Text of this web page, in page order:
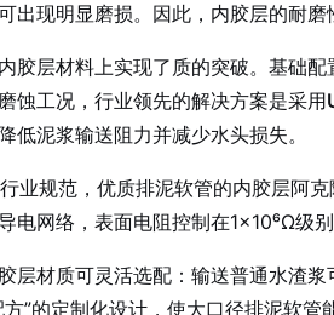
出现明显磨损。因此，内胶层的耐
胶层材料上实现了质的突破。基础配
蚀工况，行业领先的解决方案是采用
低泥浆输送阻力并减少水头损失。
业规范，优质排泥软管的内胶层阿
电网络，表面电阻控制在1×10⁶Ω级
层材质可灵活选配：输送普通水渣
”的定制化设计，使大口径排泥软